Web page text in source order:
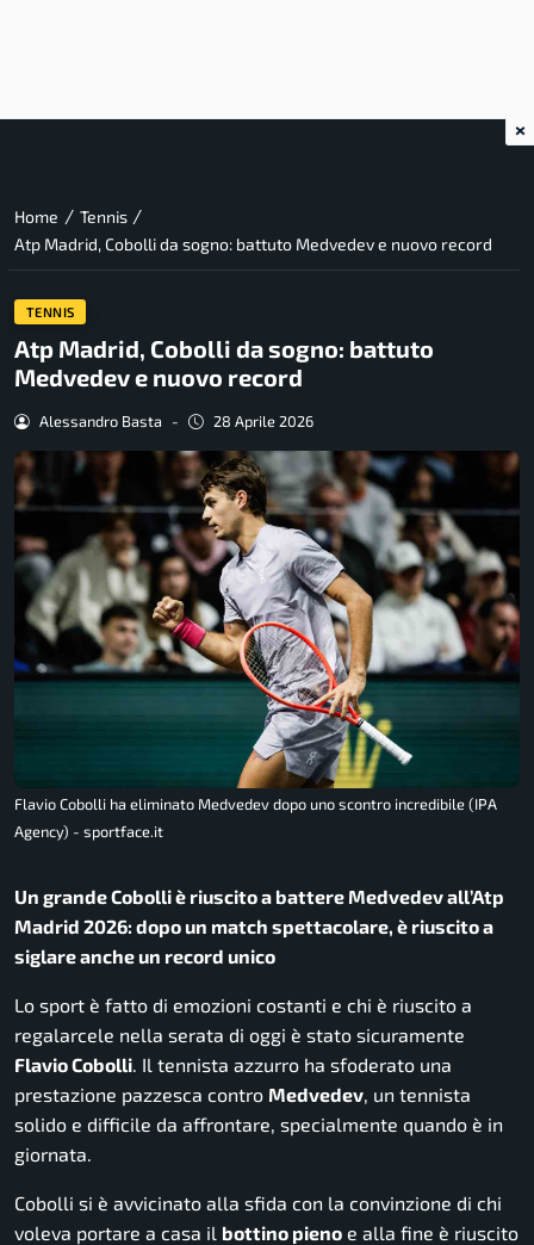
Home / Tennis /
Atp Madrid, Cobolli da sogno: battuto Medvedev e nuovo record
TENNIS
Atp Madrid, Cobolli da sogno: battuto
Medvedev e nuovo record
Alessandro Basta - 28 Aprile 2026
Flavio Cobolli ha eliminato Medvedev dopo uno scontro incredibile (IPA
Agency) - sportface.it
Un grande Cobolli è riuscito a battere Medvedev all’Atp
Madrid 2026: dopo un match spettacolare, è riuscito a
siglare anche un record unico
Lo sport è fatto di emozioni costanti e chi è riuscito a
regalarcele nella serata di oggi è stato sicuramente
Flavio Cobolli. Il tennista azzurro ha sfoderato una
prestazione pazzesca contro Medvedev, un tennista
solido e difficile da affrontare, specialmente quando è in
giornata.
Cobolli si è avvicinato alla sfida con la convinzione di chi
voleva portare a casa il bottino pieno e alla fine è riuscito
×